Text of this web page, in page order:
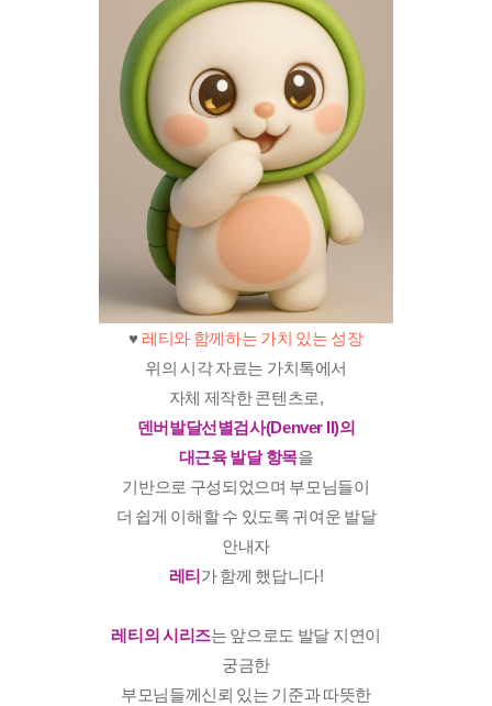
♥️ ​레티와 함께하는 가치 있는 성장
위의 시각 자료는 가치톡에서
자체 제작한 콘텐츠로,
덴버발달선별검사(Denver II)의
대근육 발달 항목을
기반으로 구성되었으며 부모님들이
더 쉽게 이해할 수 있도록 귀여운 발달
안내자
레티가 함께 했답니다!
레티의 시리즈는 앞으로도 발달 지연이
궁금한
부모님들께신뢰 있는 기준과 따뜻한